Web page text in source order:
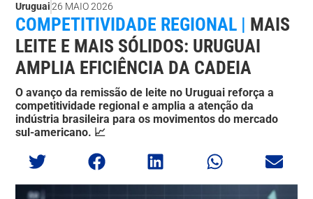
Uruguai 26 MAIO 2026
COMPETITIVIDADE REGIONAL | MAIS
LEITE E MAIS SÓLIDOS: URUGUAI
AMPLIA EFICIÊNCIA DA CADEIA
O avanço da remissão de leite no Uruguai reforça a
competitividade regional e amplia a atenção da
indústria brasileira para os movimentos do mercado
sul-americano. 📈